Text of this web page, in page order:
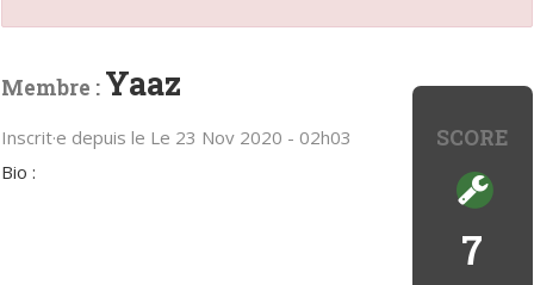
SCORE
7
Membre : Yaaz
Inscrit·e depuis le Le 23 Nov 2020 - 02h03
Bio :